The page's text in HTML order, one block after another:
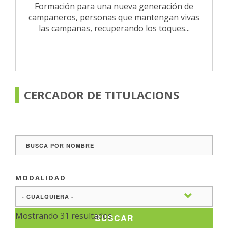
Formación para una nueva generación de
campaneros, personas que mantengan vivas
las campanas, recuperando los toques...
CERCADOR DE TITULACIONS
MODALIDAD
BUSCAR
Mostrando 31 resultados